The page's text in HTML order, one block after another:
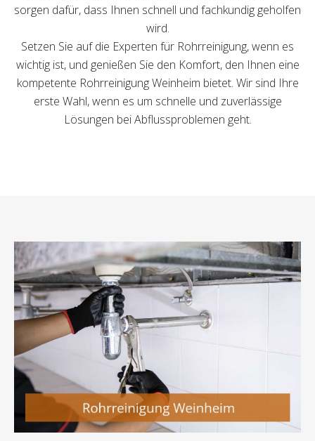
sorgen dafür, dass Ihnen schnell und fachkundig geholfen
wird.
Setzen Sie auf die Experten für Rohrreinigung, wenn es
wichtig ist, und genießen Sie den Komfort, den Ihnen eine
kompetente Rohrreinigung Weinheim bietet. Wir sind Ihre
erste Wahl, wenn es um schnelle und zuverlässige
Lösungen bei Abflussproblemen geht.